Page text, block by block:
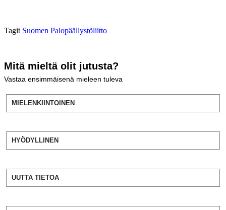
Tagit Suomen Palopäällystöliitto
Mitä mieltä olit jutusta?
Vastaa ensimmäisenä mieleen tuleva
MIELENKIINTOINEN
HYÖDYLLINEN
UUTTA TIETOA